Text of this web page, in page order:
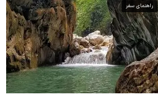
راهنمای سفر